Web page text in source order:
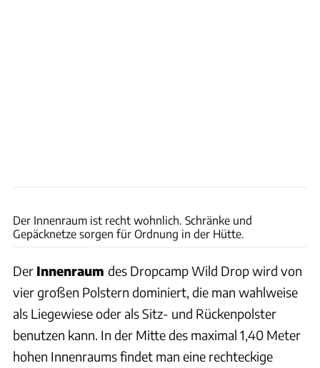
Der Innenraum ist recht wohnlich. Schränke und
Gepäcknetze sorgen für Ordnung in der Hütte.
Der Innenraum des Dropcamp Wild Drop wird von
vier großen Polstern dominiert, die man wahlweise
als Liegewiese oder als Sitz- und Rückenpolster
benutzen kann. In der Mitte des maximal 1,40 Meter
hohen Innenraums findet man eine rechteckige